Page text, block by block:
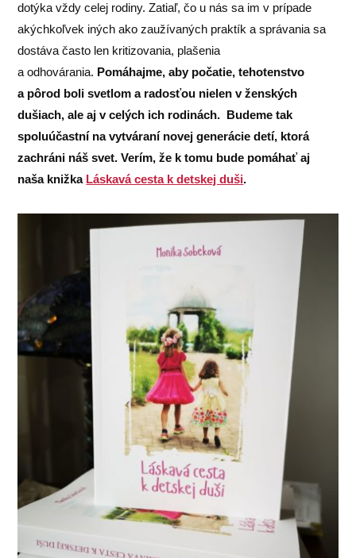
dotýka vždy celej rodiny. Zatiaľ, čo u nás sa im v prípade
akýchkoľvek iných ako zaužívaných praktík a správania sa
dostáva často len kritizovania, plašenia
a odhovárania. Pomáhajme, aby počatie, tehotenstvo
a pôrod boli svetlom a radosťou nielen v ženských
dušiach, ale aj v celých ich rodinách. Budeme tak
spoluúčastní na vytváraní novej generácie detí, ktorá
zachráni náš svet. Verím, že k tomu bude pomáhať aj
naša knižka Láskavá cesta k detskej duši.